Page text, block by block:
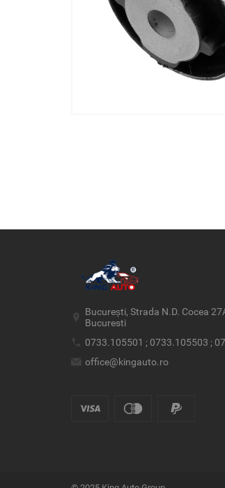
București, Strada N.D. Cocea
Bucuresti
0733.105501 ; 0733.105503 ;
office@kingauto.ro